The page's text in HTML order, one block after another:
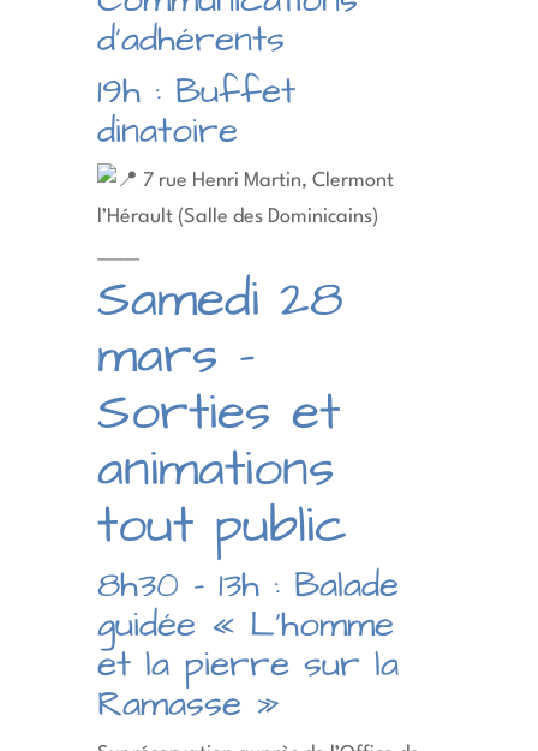
d’adhérents
19h : Buffet
dinatoire
7 rue Henri Martin, Clermont
l’Hérault (Salle des Dominicains)
Samedi 28
mars –
Sorties et
animations
tout public
8h30 – 13h : Balade
guidée « L’homme
et la pierre sur la
Ramasse »